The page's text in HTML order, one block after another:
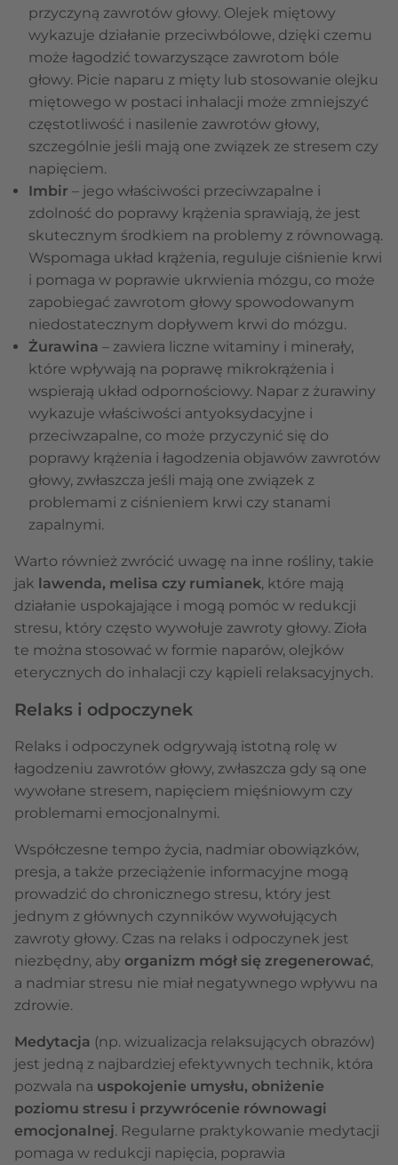
przyczyną zawrotów głowy. Olejek miętowy
wykazuje działanie przeciwbólowe, dzięki czemu
może łagodzić towarzyszące zawrotom bóle
głowy. Picie naparu z mięty lub stosowanie olejku
miętowego w postaci inhalacji może zmniejszyć
częstotliwość i nasilenie zawrotów głowy,
szczególnie jeśli mają one związek ze stresem czy
napięciem.
Imbir – jego właściwości przeciwzapalne i
zdolność do poprawy krążenia sprawiają, że jest
skutecznym środkiem na problemy z równowagą.
Wspomaga układ krążenia, reguluje ciśnienie krwi
i pomaga w poprawie ukrwienia mózgu, co może
zapobiegać zawrotom głowy spowodowanym
niedostatecznym dopływem krwi do mózgu.
Żurawina – zawiera liczne witaminy i minerały,
które wpływają na poprawę mikrokrążenia i
wspierają układ odpornościowy. Napar z żurawiny
wykazuje właściwości antyoksydacyjne i
przeciwzapalne, co może przyczynić się do
poprawy krążenia i łagodzenia objawów zawrotów
głowy, zwłaszcza jeśli mają one związek z
problemami z ciśnieniem krwi czy stanami
zapalnymi.
Warto również zwrócić uwagę na inne rośliny, takie
jak lawenda, melisa czy rumianek, które mają
działanie uspokajające i mogą pomóc w redukcji
stresu, który często wywołuje zawroty głowy. Zioła
te można stosować w formie naparów, olejków
eterycznych do inhalacji czy kąpieli relaksacyjnych.
Relaks i odpoczynek
Relaks i odpoczynek odgrywają istotną rolę w
łagodzeniu zawrotów głowy, zwłaszcza gdy są one
wywołane stresem, napięciem mięśniowym czy
problemami emocjonalnymi.
Współczesne tempo życia, nadmiar obowiązków,
presja, a także przeciążenie informacyjne mogą
prowadzić do chronicznego stresu, który jest
jednym z głównych czynników wywołujących
zawroty głowy. Czas na relaks i odpoczynek jest
niezbędny, aby organizm mógł się zregenerować,
a nadmiar stresu nie miał negatywnego wpływu na
zdrowie.
Medytacja (np. wizualizacja relaksujących obrazów)
jest jedną z najbardziej efektywnych technik, która
pozwala na uspokojenie umysłu, obniżenie
poziomu stresu i przywrócenie równowagi
emocjonalnej. Regularne praktykowanie medytacji
pomaga w redukcji napięcia, poprawia